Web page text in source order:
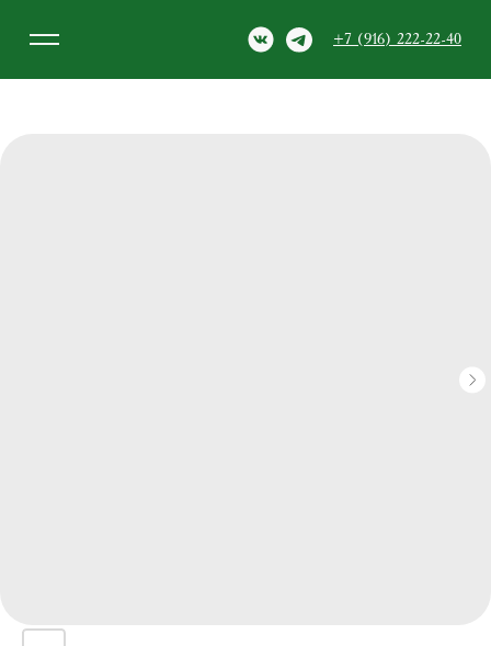
+7 (916) 222-22-40